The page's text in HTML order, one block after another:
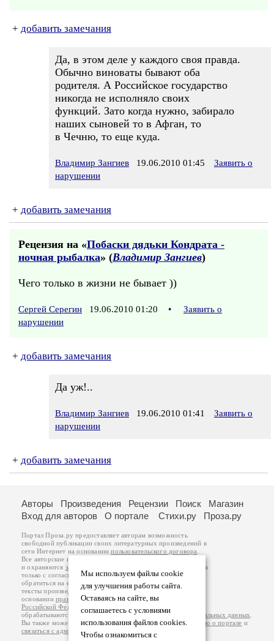
+ добавить замечания
Да, в этом деле у каждого своя правда.
Обычно виноваты бывают оба
родителя. А Российское государство
никогда не исполняло своих
функций. Зато когда нужно, забирало
наших сыновей то в Афган, то
в Чечню, то еще куда.
Владимир Зангиев 19.06.2010 01:45
Заявить о
нарушении
+ добавить замечания
Рецензия на «Побаски дядьки Кондрата -
ночная рыбалка» (Владимир Зангиев)
Чего только в жизни не бывает ))
Сергей Серегин 19.06.2010 01:20 •
Заявить о
нарушении
+ добавить замечания
Да уж!..
Владимир Зангиев 19.06.2010 01:41
Заявить о
нарушении
+ добавить замечания
Мы используем файлы cookie
для улучшения работы сайта.
Оставаясь на сайте, вы
соглашаетесь с условиями
использования файлов cookies.
Чтобы ознакомиться с
Авторы Произведения Рецензии Поиск
Магазин
Вход для авторов
О портале Стихи.ру Проза.ру
Портал Проза.ру предоставляет авторам возможность
свободной публикации своих литературных произведений в
сети Интернет на основаниипользовательского договора
Все авторские права на произведения принадлежат авторам
и охраняются законом
. Перепечатка произведений возможна
только с согласия его автора, к которому вы можете
обратиться на его авторской странице. Ответственность за
тексты произведений авторы несут самостоятельно на
основанииправил публикацииизаконодательства
Российской Федерации
обрабатываются на основанииПолитики обработки персональных данных
Вы также можете посмотреть более подробнуюинформацию о портале и
связаться с администрацией